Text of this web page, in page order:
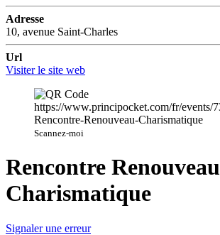
Adresse
10, avenue Saint-Charles
Url
Visiter le site web
Scannez-moi
Rencontre Renouveau
Charismatique
Signaler une erreur